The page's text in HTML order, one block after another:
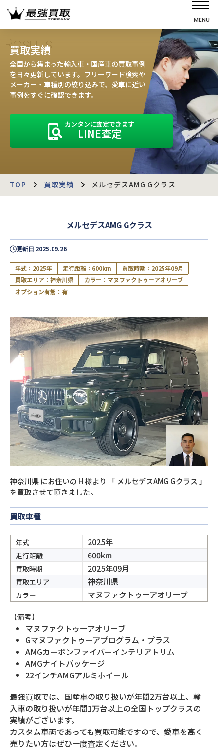
MENU
選ばれる理由
高価買取の仕組み
売却の流れ
お客様の声
運営会社
最強買取マガジン
閉じる
Results
買取実績
全国から集まった輸入車・国産車の買取事例
を日々更新しています。フリーワード検索や
メーカー・車種別の絞り込みで、愛車に近い
事例をすぐに確認できます。
カンタンに査定できます
LINE査定
TOP 買取実績 メルセデスAMG Gクラス
メルセデスAMG Gクラス
更新日 2025.09.26
年式：2025年 走行距離：600km
買取時期：2025年09月
買取エリア：神奈川県
カラー：マヌファクトゥーアオリーブ
オプション有無：有
神奈川県にお住いの H様より 「 メルセデスAMG Gクラス 」
を買取させて頂きました。
買取車種
年式 2025年
走行距離 600km
買取時期 2025年09月
買取エリア 神奈川県
カラー マヌファクトゥーアオリーブ
【備考】
マヌファクトゥーアオリーブ
Gマヌファクトゥーアプログラム・プラス
AMGカーボンファイバーインテリアトリム
AMGナイトパッケージ
22インチAMGアルミホイール
最強買取では、国産車の取り扱いが年間2万台以上、輸
入車の取り扱いが年間1万台以上の全国トップクラスの
実績がございます。
カスタム車両であっても買取可能ですので、愛車を高く
売りたい方はぜひ一度査定ください。